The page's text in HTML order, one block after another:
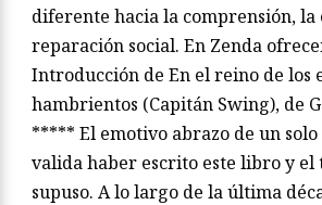
diferente hacia la comprensión, la
reparación social. En Zenda
Introducción de En el reino de los
hambrientos (Capitán Swing), de
***** El emotivo abrazo de un
valida haber escrito este libro y el
supuso. A lo largo de la última